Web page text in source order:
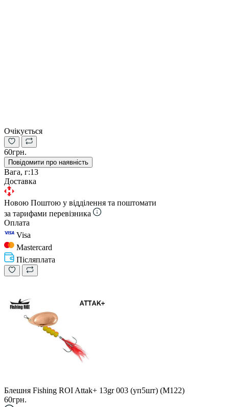
Очікується
60грн.
Повідомити про наявність
Вага, г:13
Доставка
Новою Поштою у відділення та поштомати
за тарифами перевізника
Оплата
Visa
Mastercard
Післяплата
Блешня Fishing ROI Attak+ 13gr 003 (уп5шт) (M122)
60грн.